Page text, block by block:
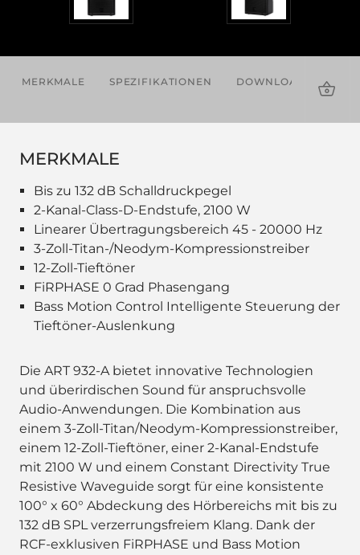
MERKMALE SPEZIFIKATIONEN DOWNLOADS
MERKMALE
Bis zu 132 dB Schalldruckpegel
2-Kanal-Class-D-Endstufe, 2100 W
Linearer Übertragungsbereich 45 - 20000 Hz
3-Zoll-Titan-/Neodym-Kompressionstreiber
12-Zoll-Tieftöner
FiRPHASE 0 Grad Phasengang
Bass Motion Control Intelligente Steuerung der
Tieftöner-Auslenkung
Die ART 932-A bietet innovative Technologien
und überirdischen Sound für anspruchsvolle
Audio-Anwendungen. Die Kombination aus
einem 3-Zoll-Titan/Neodym-Kompressionstreiber,
einem 12-Zoll-Tieftöner, einer 2-Kanal-Endstufe
mit 2100 W und einem Constant Directivity True
Resistive Waveguide sorgt für eine konsistente
100° x 60° Abdeckung des Hörbereichs mit bis zu
132 dB SPL verzerrungsfreiem Klang. Dank der
RCF-exklusiven FiRPHASE und Bass Motion